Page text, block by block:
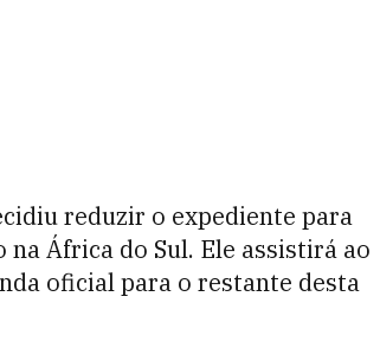
reduzir o expediente para
África do Sul. Ele assistirá ao
oficial para o restante desta